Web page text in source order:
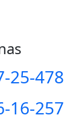
25-478
16-257